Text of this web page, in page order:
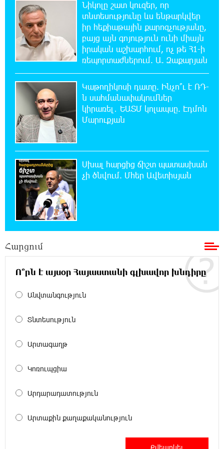
9:28:15 9-08-2026
Ռուսաստանի ամենամեծ արևային
էլեկտրակայանը կկառուցվի Ամուրի
մարզում
Օգոստոսի 10-ից 13-ը գազանջատումներ են
սպասվում
0:42:48 9-08-2026
Գերմանիայում ցույց է անցկացվել Մերցի
0:25:00 9-08-2026
Մոդին համաշխարհային ռեկորդ է
սահմանել. 303 միլիոն դիտում՝ 24 ժամում
23:58:58 8-08-2026
նույնիսկ Google Maps-ը
Ռուսաստանի տարածքում ոչնչացվել է
Օգոստոսի 10-ին, 11-ին, 12-ին, 13-ին, 14-ին,
Ողբերգական դեպք՝ Երևանում․ Կիևյան
մարմին
Նիկոլը շատ կուզեր, որ
տնտեսությունը ևս ենթարկվեր
իր հեքիաթային քարոզչությանը,
բայց այն գոյություն ունի միայն
իրական աշխարհում, ոչ թե Հ1-ի
ռեպորտաժներում. Ա. Զաքարյան
Կաթողիկոսի դատը. Ինչո՞ւ է ՌԴ-
ն սահմանափակումներ
կիրառել․ ԵԱՏՄ կոլապսը. Էդմոն
Մարուքյան
Սխալ հարցից ճիշտ պատասխան
չի ծնվում. Մհեր Ավետիսյան
Հարցում
Ո՞րն է այսօր Հայաստանի գլխավոր խնդիրը
Անվտանգություն
Տնտեսություն
Արտագաղթ
Կոռուպցիա
Արդարադատություն
Արտաքին քաղաքականություն